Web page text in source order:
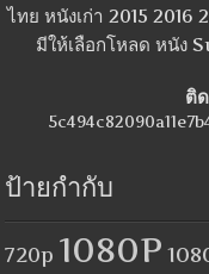
ไทย หนังเก่า 2015 2016
มีให้เลือกโหลด หนั
ติ
ป้ายกำกับ
720p 1080P